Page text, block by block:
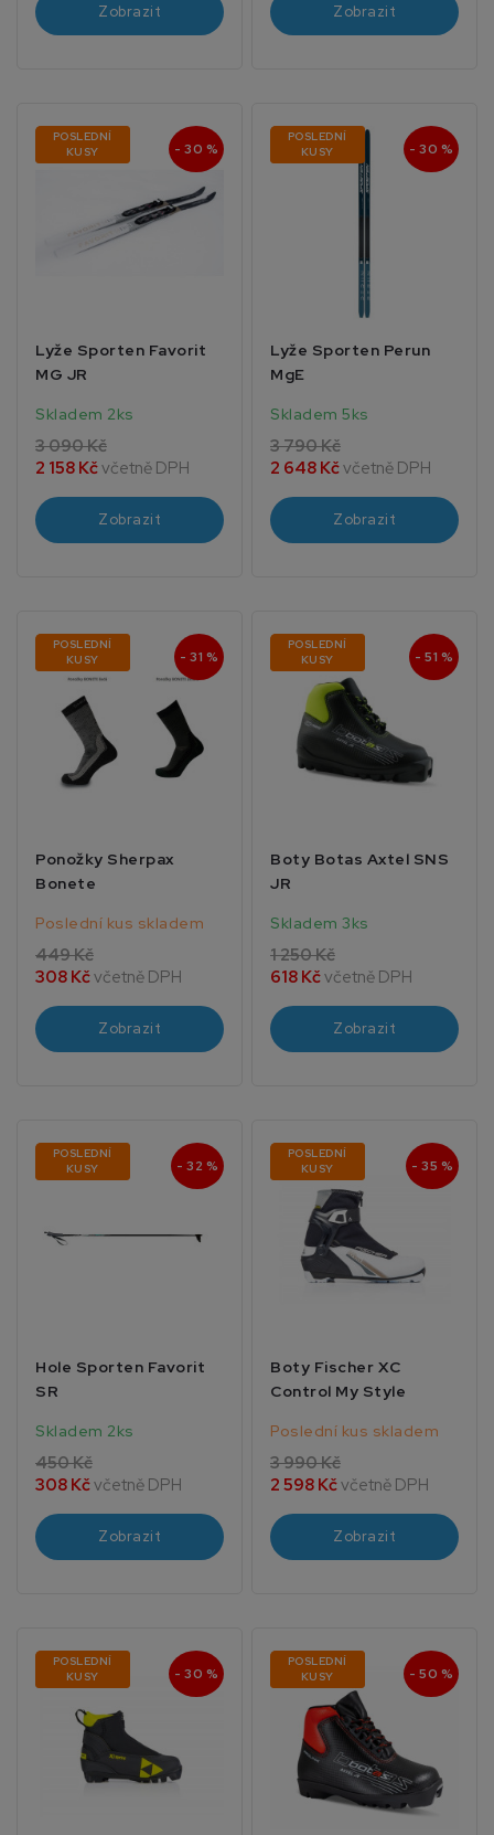
Zobrazit Zobrazit
POSLEDNÍ
KUSY
- 30 %
Lyže Sporten Favorit
MG JR
Skladem 2ks
3 090 Kč
2 158 Kčvčetně DPH
Zobrazit
POSLEDNÍ
KUSY
- 30 %
Lyže Sporten Perun
MgE
Skladem 5ks
3 790 Kč
2 648 Kčvčetně DPH
Zobrazit
POSLEDNÍ
KUSY
- 31 %
Ponožky Sherpax
Bonete
Poslední kus skladem
449 Kč
308 Kčvčetně DPH
Zobrazit
POSLEDNÍ
KUSY
- 51 %
Boty Botas Axtel SNS
JR
Skladem 3ks
1 250 Kč
618 Kčvčetně DPH
Zobrazit
POSLEDNÍ
KUSY
- 32 %
Hole Sporten Favorit
SR
Skladem 2ks
450 Kč
308 Kčvčetně DPH
Zobrazit
POSLEDNÍ
KUSY
- 35 %
Boty Fischer XC
Control My Style
Poslední kus skladem
3 990 Kč
2 598 Kčvčetně DPH
Zobrazit
POSLEDNÍ
KUSY
- 30 %
POSLEDNÍ
KUSY
- 50 %